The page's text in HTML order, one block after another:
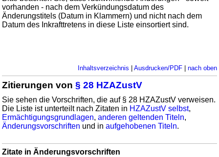
vorhanden - nach dem Verkündungsdatum des
Änderungstitels (Datum in Klammern) und nicht nach dem
Datum des Inkrafttretens in diese Liste einsortiert sind.
Inhaltsverzeichnis Ausdrucken/PDF| nach oben
Zitierungen von§ 28 HZAZustV
Sie sehen die Vorschriften, die auf § 28 HZAZustV verweisen.
Die Liste ist unterteilt nach Zitaten in HZAZustV selbst,
Ermächtigungsgrundlagen,anderen geltenden Titeln,
Änderungsvorschriften und inaufgehobenen Titeln.
Zitate in Änderungsvorschriften